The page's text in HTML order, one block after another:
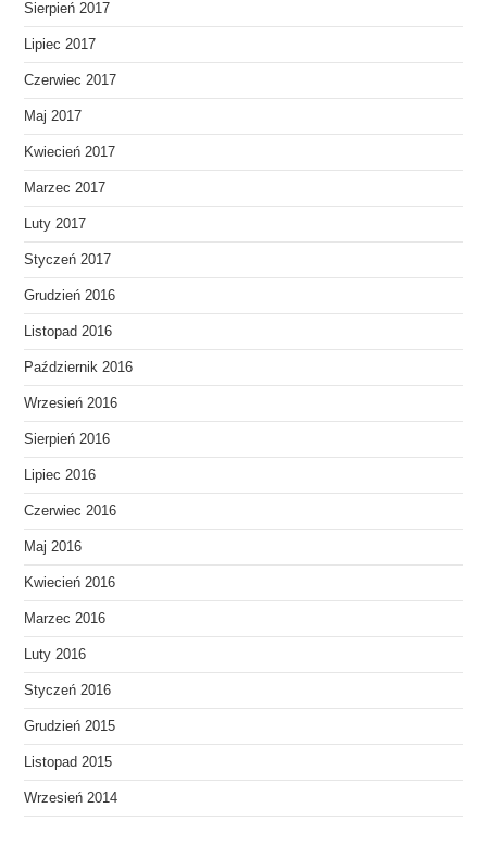
Sierpień 2017
Lipiec 2017
Czerwiec 2017
Maj 2017
Kwiecień 2017
Marzec 2017
Luty 2017
Styczeń 2017
Grudzień 2016
Listopad 2016
Październik 2016
Wrzesień 2016
Sierpień 2016
Lipiec 2016
Czerwiec 2016
Maj 2016
Kwiecień 2016
Marzec 2016
Luty 2016
Styczeń 2016
Grudzień 2015
Listopad 2015
Wrzesień 2014